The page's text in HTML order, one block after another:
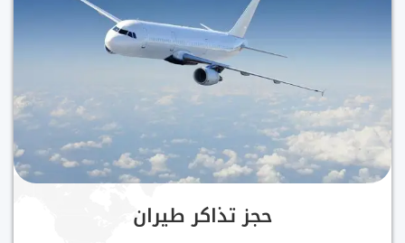
حجز تذاكر طيران